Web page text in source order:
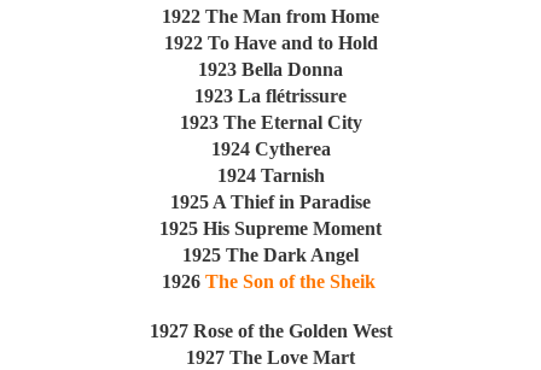
1922 The Man from Home
1922 To Have and to Hold
1923 Bella Donna
1923 La flétrissure
1923 The Eternal City
1924 Cytherea
1924 Tarnish
1925 A Thief in Paradise
1925 His Supreme Moment
1925 The Dark Angel
1926 The Son of the Sheik
1927 Rose of the Golden West
1927 The Love Mart